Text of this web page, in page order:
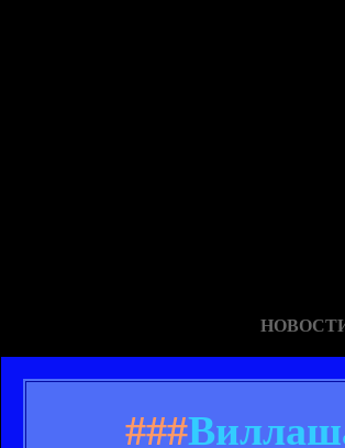
###